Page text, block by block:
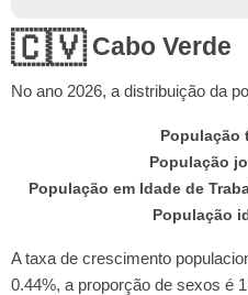
🇨🇻Cabo Verde
No ano 2026, a distribuição da
População
População
População em Idade de
População
A taxa de crescimento
0.44%, a proporção de sexos é